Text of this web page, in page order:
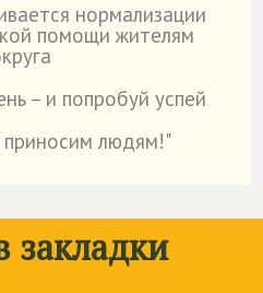
нормализации
помощи жителям
– и попробуй успей
людям!"
закладки